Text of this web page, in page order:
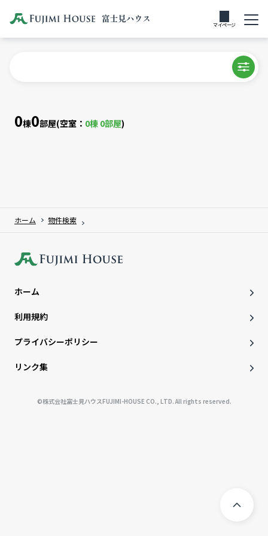
マイページ
0棟0部屋(空室： 0棟 0部屋)
ホーム 物件検索
ホーム
利用規約
プライバシーポリシー
リンク集
©株式会社富士見ハウスFUJIMI-HOUSE CO., LTD. All rights reserved.